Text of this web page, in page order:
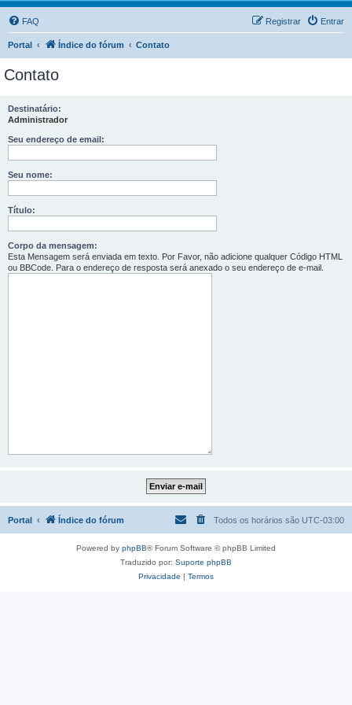
FAQ Entrar
Registrar
Portal Índice do fórum Contato
Contato
Destinatário:
Administrador
Seu endereço de email:
Seu nome:
Título:
Corpo da mensagem:
Esta Mensagem será enviada em texto. Por Favor, não adicione qualquer Código HTML
ou BBCode. Para o endereço de resposta será anexado o seu endereço de e-mail.
Portal Índice do fórum Todos os horários são UTC-03:00
Powered by phpBB® Forum Software © phpBB Limited
Traduzido por: Suporte phpBB
Privacidade | Termos